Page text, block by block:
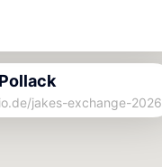
jakes-exchange-2026